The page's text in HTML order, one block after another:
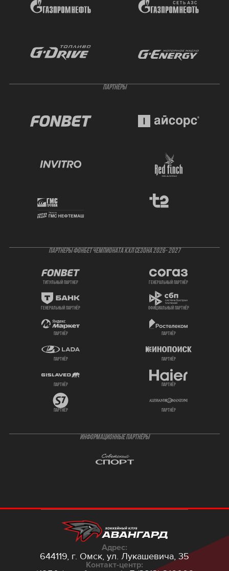
ПАРТНЁРЫ
ПАРТНЕРЫ ФОНБЕТ ЧЕМПИОНАТА КХЛ СЕЗОНА 2026- 2027
титульный партнер генеральный партнёр
генеральный партнёр официальный партнёр
партнёр партнёр
партнёр партнёр
партнёр партнёр
партнёр партнёр
ИНФОРМАЦИОННЫЕ ПАРТНЁРЫ
Адрес:
644119, г. Омск, ул. Лукашевича, 35
Контакт-центр: